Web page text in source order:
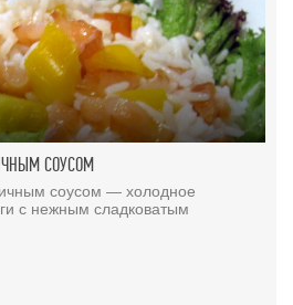
СОУСОМ
соусом — холодное
с нежным сладковатым